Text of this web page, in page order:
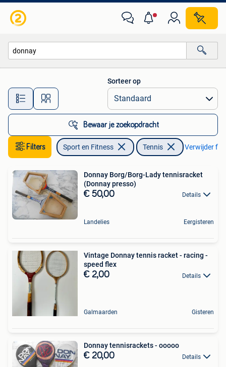
Alle afstanden…
Sorteer op
Bewaar je zoekopdracht
Filters Sport en Fitness Tennis Verwijder
Donnay Borg/Borg-Lady tennisracket
(Donnay presso)
€ 50,00 Details
Landelies Eergisteren
Vintage Donnay tennis racket - racing -
speed flex
€ 2,00 Details
Galmaarden Gisteren
Donnay tennisrackets - ooooo
€ 20,00 Details